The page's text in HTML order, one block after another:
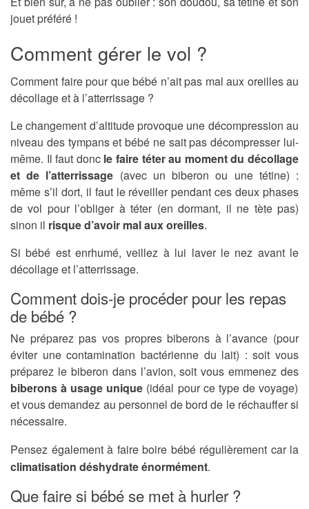
jouet préféré !
Comment gérer le vol ?
Comment faire pour que bébé n’ait pas mal aux oreilles au
décollage et à l’atterrissage ?
Le changement d’altitude provoque une décompression au
niveau des tympans et bébé ne sait pas décompresser lui-
même. Il faut doncle faire téter au moment du décollage
et de l’atterrissage (avec un biberon ou une tétine) :
même s’il dort, il faut le réveiller pendant ces deux phases
de vol pour l’obliger à téter (en dormant, il ne tète pas)
sinon il risque d’avoir mal aux oreilles.
Si bébé est enrhumé, veillez à lui laver le nez avant le
décollage et l’atterrissage.
Comment dois-je procéder pour les repas
de bébé ?
Ne préparez pas vos propres biberons à l’avance (pour
éviter une contamination bactérienne du lait) : soit vous
préparez le biberon dans l’avion, soit vous emmenez des
biberons à usage unique (idéal pour ce type de voyage)
et vous demandez au personnel de bord de le réchauffer si
nécessaire.
Pensez également à faire boire bébé régulièrement car la
climatisation déshydrate énormément.
Que faire si bébé se met à hurler ?